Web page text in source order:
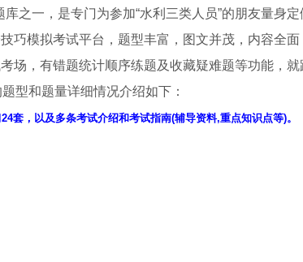
库之一，是专门为参加“水利三类人员”的朋友量身
巧模拟考试平台，题型丰富，图文并茂，内容全
场，有错题统计顺序练题及收藏疑难题等功能，
型和题量详细情况介绍如下：
套，以及多条考试介绍和考试指南(辅导资料,重点知识点等)。